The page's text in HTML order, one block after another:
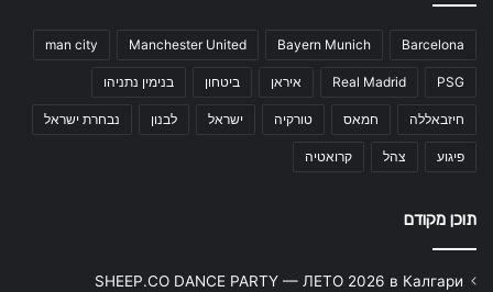
Barcelona
Bayern Munich
Manchester United
man city
PSG
Real Madrid איראן ביטחון בנימין נתניהו
חיזבאללה חמאס טורקיה ישראל לבנון נבחרת ישראל
פיגוע צהל קרואטיה
תוכן מקודם
SHEEP.CO DANCE PARTY — ЛЕТО 2026 в Калгари